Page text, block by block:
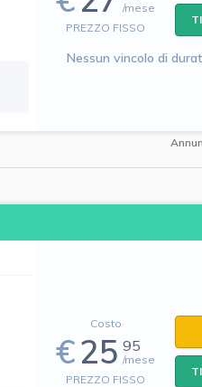
/mese
PREZZO FISSO
Nessun vincolo di
Costo
€25 95
/mese
PREZZO FISSO